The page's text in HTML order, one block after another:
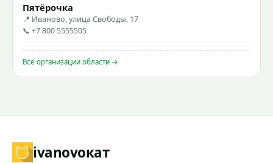
Пятёрочка
📍 Иваново, улица Свободы, 17
📞 +7 800 5555505
Все организации области →
ivanovoкат